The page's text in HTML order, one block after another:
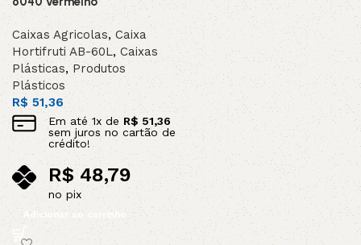
Caixas Agricolas,Caixa
Hortifruti AB-60L, Caixas
Plásticas,Produtos
Plásticos
R$51,36
Em até1x de R$ 51,36
sem juros no cartão de
crédito!
R$48,79
no pix
Adicionar ao carrinho